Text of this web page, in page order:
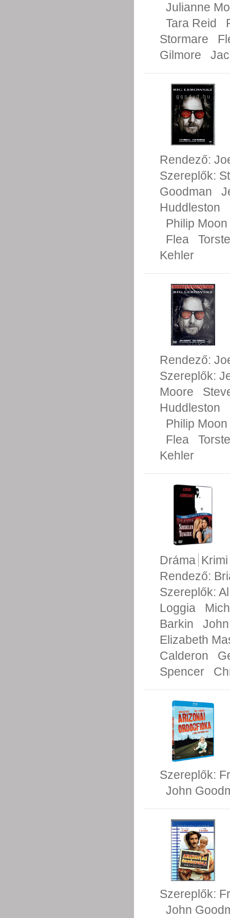
Julianne
Tara Reid
Stormare
Gilmore
Rendező:
Szereplők:
Goodman
Huddleston
Philip Moon
Flea
Kehler
Rendező:
Szereplők:
Moore
Huddleston
Philip Moon
Flea
Kehler
Dráma Krimi
Rendező:
Szereplők:
Loggia
Barkin
Elizabeth
Calderon
Spencer
Szereplők:
John
Szereplők:
John